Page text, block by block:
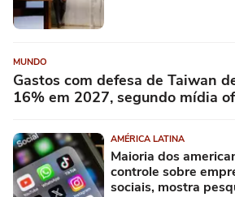
MUNDO
Gastos com defesa de Taiwan
16% em 2027, segundo mídia
AMÉRICA LATINA
Maioria dos
controle sobre
sociais, mostra